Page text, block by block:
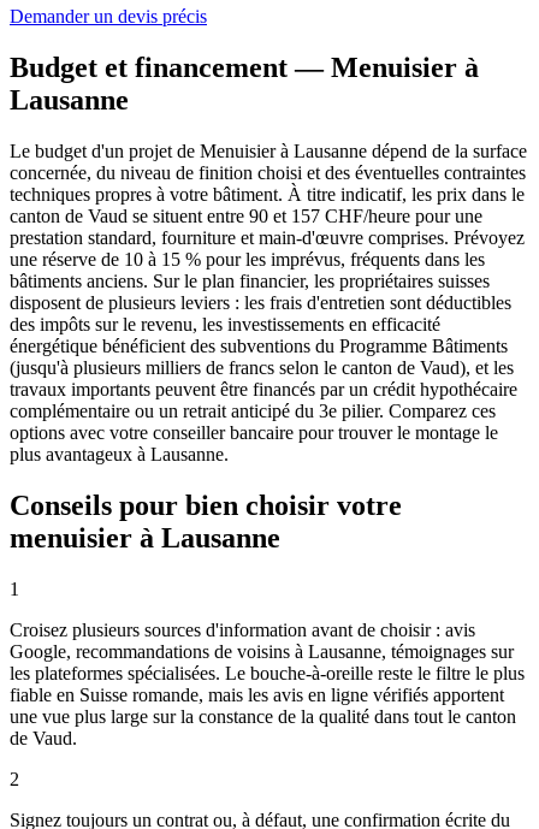
Demander un devis précis
Budget et financement — Menuisier à
Lausanne
Le budget d'un projet de Menuisier à Lausanne dépend de la surface
concernée, du niveau de finition choisi et des éventuelles contraintes
techniques propres à votre bâtiment. À titre indicatif, les prix dans le
canton de Vaud se situent entre 90 et 157 CHF/heure pour une
prestation standard, fourniture et main-d'œuvre comprises. Prévoyez
une réserve de 10 à 15 % pour les imprévus, fréquents dans les
bâtiments anciens. Sur le plan financier, les propriétaires suisses
disposent de plusieurs leviers : les frais d'entretien sont déductibles
des impôts sur le revenu, les investissements en efficacité
énergétique bénéficient des subventions du Programme Bâtiments
(jusqu'à plusieurs milliers de francs selon le canton de Vaud), et les
travaux importants peuvent être financés par un crédit hypothécaire
complémentaire ou un retrait anticipé du 3e pilier. Comparez ces
options avec votre conseiller bancaire pour trouver le montage le
plus avantageux à Lausanne.
Conseils pour bien choisir votre
menuisier à Lausanne
1
Croisez plusieurs sources d'information avant de choisir : avis
Google, recommandations de voisins à Lausanne, témoignages sur
les plateformes spécialisées. Le bouche-à-oreille reste le filtre le plus
fiable en Suisse romande, mais les avis en ligne vérifiés apportent
une vue plus large sur la constance de la qualité dans tout le canton
de Vaud.
2
Signez toujours un contrat ou, à défaut, une confirmation écrite du